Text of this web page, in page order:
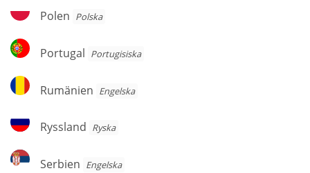
Polen
Polen Polska
Portugal
Portugal Portugisiska
Rumänien
Rumänien Engelska
Ryssland
Ryssland Ryska
Serbien
Serbien Engelska